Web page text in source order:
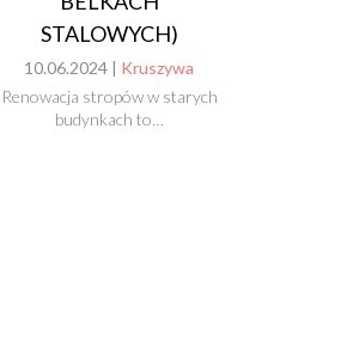
STALOWYCH)
10.06.2024 | Kruszywa
Renowacja stropów w starych
budynkach to…